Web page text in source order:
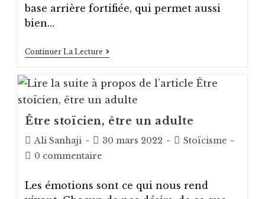
base arrière fortifiée, qui permet aussi
bien…
Continuer La Lecture La
Citadelle
Pour
S’engager
Dans
Monde
Être stoïcien, être un adulte
Auteur/autrice
de
Ali Sanhaji
Post
published:
30 mars 2022
PostStoïcisme
Post0 commentaire
Les émotions sont ce qui nous rend